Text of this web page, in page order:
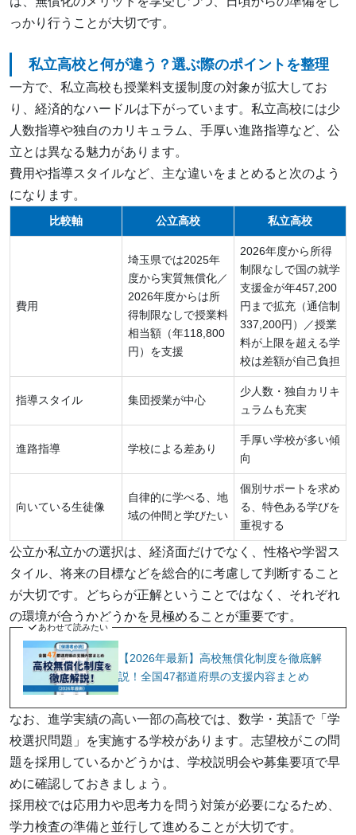
っかり行うことが大切です。
私立高校と何が違う？選ぶ際のポイントを整理
一方で、私立高校も授業料支援制度の対象が拡大してお
り、経済的なハードルは下がっています。私立高校には少
人数指導や独自のカリキュラム、手厚い進路指導など、公
立とは異なる魅力があります。
費用や指導スタイルなど、主な違いをまとめると次のよう
になります。
比較軸 公立高校 私立高校
費用
埼玉県では2025年
度から実質無償化／
2026年度からは所
得制限なしで授業料
相当額（年118,800
円）を支援
2026年度から所得
制限なしで国の就学
支援金が年457,200
円まで拡充（通信制
337,200円）／授業
料が上限を超える学
校は差額が自己負担
指導スタイル 集団授業が中心
少人数・独自カリキ
ュラムも充実
進路指導 学校による差あり
手厚い学校が多い傾
向
向いている生徒像
自律的に学べる、地
域の仲間と学びたい
個別サポートを求め
る、特色ある学びを
重視する
公立か私立かの選択は、経済面だけでなく、性格や学習ス
タイル、将来の目標などを総合的に考慮して判断すること
が大切です。どちらが正解ということではなく、それぞれ
の環境が合うかどうかを見極めることが重要です。
あわせて読みたい
【2026年最新】高校無償化制度を徹底解
説！全国47都道府県の支援内容まとめ
なお、進学実績の高い一部の高校では、数学・英語で「学
校選択問題」を実施する学校があります。志望校がこの問
題を採用しているかどうかは、学校説明会や募集要項で早
めに確認しておきましょう。
採用校では応用力や思考力を問う対策が必要になるため、
学力検査の準備と並行して進めることが大切です。